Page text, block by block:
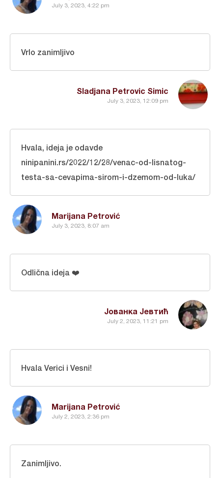
July 3, 2023, 4:22 pm
Sladjana Petrovic Simic
July 3, 2023, 12:09 pm
Vrlo zanimljivo
Marijana Petrović
July 3, 2023, 8:07 am
Hvala, ideja je odavde
ninipanini.rs/2022/12/28/venac-od-lisnatog-
testa-sa-cevapima-sirom-i-dzemom-od-luka/
Јованка Јевтић
July 2, 2023, 11:21 pm
Odlična ideja ❤️
Marijana Petrović
July 2, 2023, 2:36 pm
Hvala Verici i Vesni!
Zanimljivo.